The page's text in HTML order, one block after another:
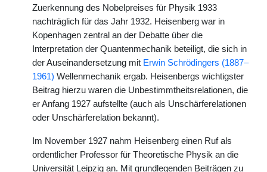
Zuerkennung des Nobelpreises für Physik 1933
nachträglich für das Jahr 1932. Heisenberg war in
Kopenhagen zentral an der Debatte über die
Interpretation der Quantenmechanik beteiligt, die sich in
der Auseinandersetzung mit Erwin Schrödingers (1887–
1961) Wellenmechanik ergab. Heisenbergs wichtigster
Beitrag hierzu waren die Unbestimmtheitsrelationen, die
er Anfang 1927 aufstellte (auch als Unschärferelationen
oder Unschärferelation bekannt).
Im November 1927 nahm Heisenberg einen Ruf als
ordentlicher Professor für Theoretische Physik an die
Universität Leipzig an. Mit grundlegenden Beiträgen zu